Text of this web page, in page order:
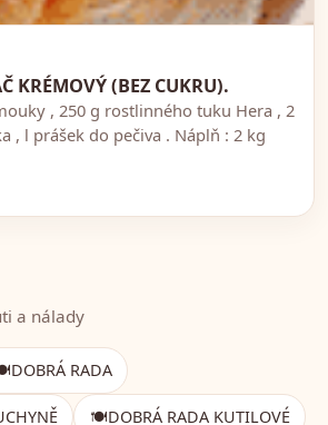
KRÉMOVÝ (BEZ CUKRU).
, 250 g rostlinného tuku Hera , 2
, l prášek do pečiva . Náplň : 2 kg
a nálady
DOBRÁ RADA
🍽️DOBRÁ RADA KUTILOVÉ